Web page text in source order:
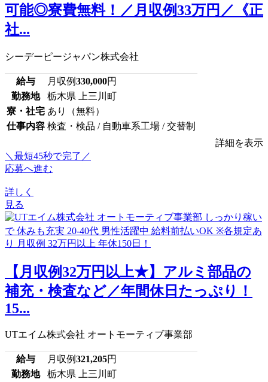
可能◎寮費無料！／月収例33万円／《正
社...
シーデーピージャパン株式会社
給与 月収例330,000円
勤務地
栃木県 上三川町
寮・社宅 あり（無料）
仕事内容 検査・検品 / 自動車系工場 / 交替制
詳細を表示
＼最短45秒で完了／
応募へ進む
詳しく
見る
【月収例32万円以上★】アルミ部品の
補充・検査など／年間休日たっぷり！
15...
UTエイム株式会社 オートモーティブ事業部
給与 月収例321,205円
勤務地
栃木県 上三川町